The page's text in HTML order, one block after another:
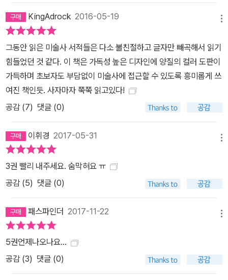
KingAdrock 2016-05-19
그동안 읽은 미술사 서적들은 다소 불친절하고 글자만 빼곡해서 읽기
힘들었던 것 같다. 이 책은 가독성 높은 디자인에 양질의 컬러 도판이
가득하며 초보자도 부담없이 미술사에 접근할 수 있도록 흥미롭게 쓰
여진 책인듯. 사자마자 쭉쭉 읽고있다!
공감 (7) 댓글 (0)
이휘경 2017-05-31
3권 빨리 내주세요. 숨막혀요 ㅠ
공감 (5) 댓글 (0)
패스파인더 2017-11-22
5권언제나오나요...
공감 (3) 댓글 (0)